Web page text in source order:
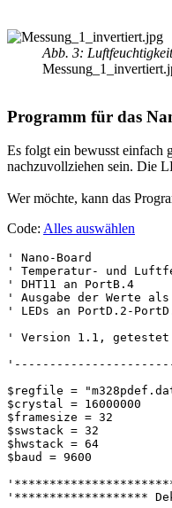
Abb. 3:
Programm für das
Es folgt ein bewusst einfach
nachzuvollziehen sein. Die
Wer möchte, kann das
Code: Alles auswählen
' Nano-Board
' Temperatur- und
' DHT11 an PortB.4
' Ausgabe der Werte
' LEDs an PortD.2-
' Version 1.1, getestet
$regfile =
$crystal = 16000000
$framesize = 32
$swstack = 32
$hwstack = 64
$baud = 9600
'*******************